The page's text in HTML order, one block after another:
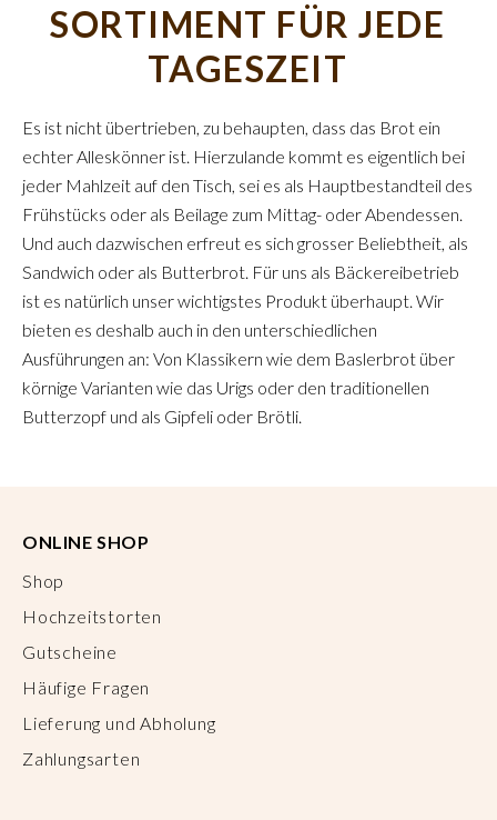
SORTIMENT FÜR JEDE
TAGESZEIT
Es ist nicht übertrieben, zu behaupten, dass das Brot ein
echter Alleskönner ist. Hierzulande kommt es eigentlich bei
jeder Mahlzeit auf den Tisch, sei es als Hauptbestandteil des
Frühstücks oder als Beilage zum Mittag- oder Abendessen.
Und auch dazwischen erfreut es sich grosser Beliebtheit, als
Sandwich oder als Butterbrot. Für uns als Bäckereibetrieb
ist es natürlich unser wichtigstes Produkt überhaupt. Wir
bieten es deshalb auch in den unterschiedlichen
Ausführungen an: Von Klassikern wie dem Baslerbrot über
körnige Varianten wie das Urigs oder den traditionellen
Butterzopf und als Gipfeli oder Brötli.
ONLINE SHOP
Shop
Hochzeitstorten
Gutscheine
Häufige Fragen
Lieferung und Abholung
Zahlungsarten